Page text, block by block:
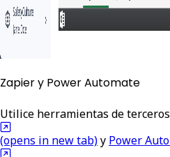
Zapier y Power Automate
Utilice herramientas de
(opens in new tab)y Power